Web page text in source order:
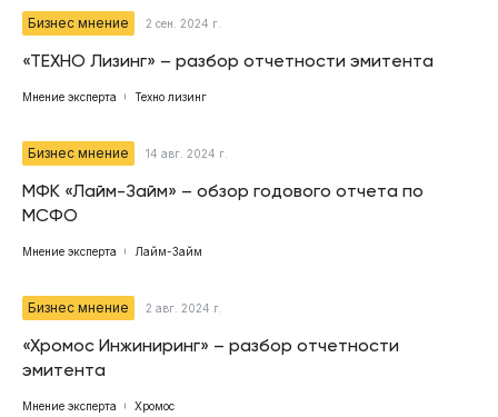
Бизнес мнение 2 сен. 2024 г.
«ТЕХНО Лизинг» – разбор отчетности эмитента
Мнение эксперта Техно лизинг
Бизнес мнение 14 авг. 2024 г.
МФК «Лайм-Займ» – обзор годового отчета по
МСФО
Мнение эксперта Лайм-Займ
Бизнес мнение 2 авг. 2024 г.
«Хромос Инжиниринг» – разбор отчетности
эмитента
Мнение эксперта Хромос